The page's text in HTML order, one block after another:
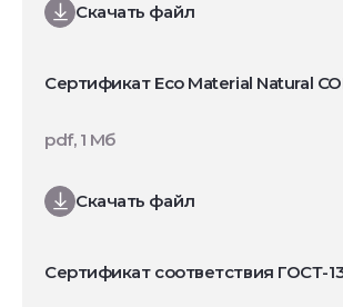
Скачать файл
Сертификат Eco Material Natural
Скачать файл
pdf, 1 Мб
Сертификат соответствия ГОСТ-